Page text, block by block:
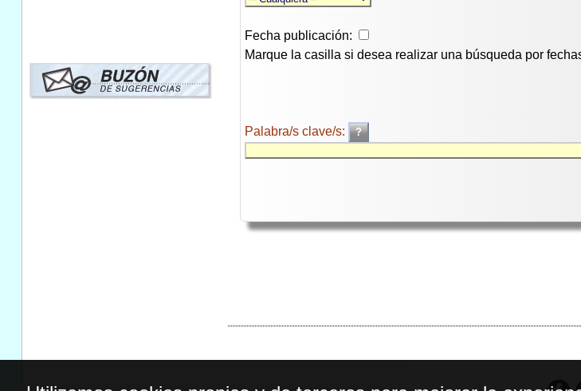
Fecha publicación:
Marque la casilla si desea realizar una búsqueda por
Palabra/s clave/s: